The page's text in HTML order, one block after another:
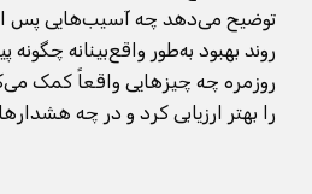
توضیح می‌دهد چه آسیب‌هایی پس از
روند بهبود به‌طور واقع‌بینانه
روزمره چه چیزهایی واقعاً کمک
را بهتر ارزیابی کرد و در چه